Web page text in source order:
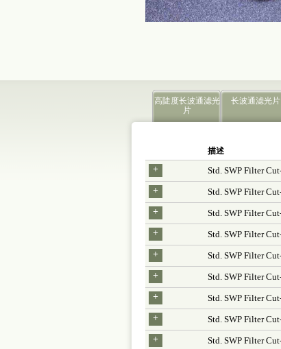
高陡度长波通滤光
片
长波通滤光片
描述
+ Std. SWP Filter
+
Std. SWP Filter
+
Std. SWP Filter
+
Std. SWP Filter
+
Std. SWP Filter
+
Std. SWP Filter
+
Std. SWP Filter
+
Std. SWP Filter
+
Std. SWP Filter